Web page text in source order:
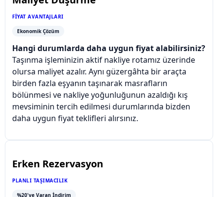
FIYAT AVANTAJLARI
Ekonomik Çözüm
Hangi durumlarda daha uygun fiyat alabilirsiniz?
Taşınma işleminizin aktif nakliye rotamız üzerinde
olursa maliyet azalır. Aynı güzergâhta bir araçta
birden fazla eşyanın taşınarak masrafların
bölünmesi ve nakliye yoğunluğunun azaldığı kış
mevsiminin tercih edilmesi durumlarında bizden
daha uygun fiyat teklifleri alırsınız.
Erken Rezervasyon
PLANLI TAŞIMACILIK
%20'ye Varan İndirim